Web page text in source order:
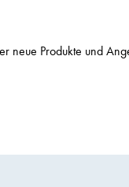
neue Produkte und